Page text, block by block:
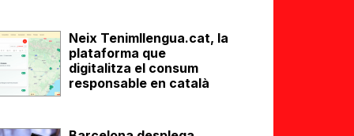
Neix Tenimllengua.cat, la
plataforma que
digitalitza el consum
responsable en català